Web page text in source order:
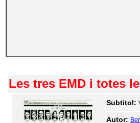
Les tres EMD i totes
Subtitol:
Autor: